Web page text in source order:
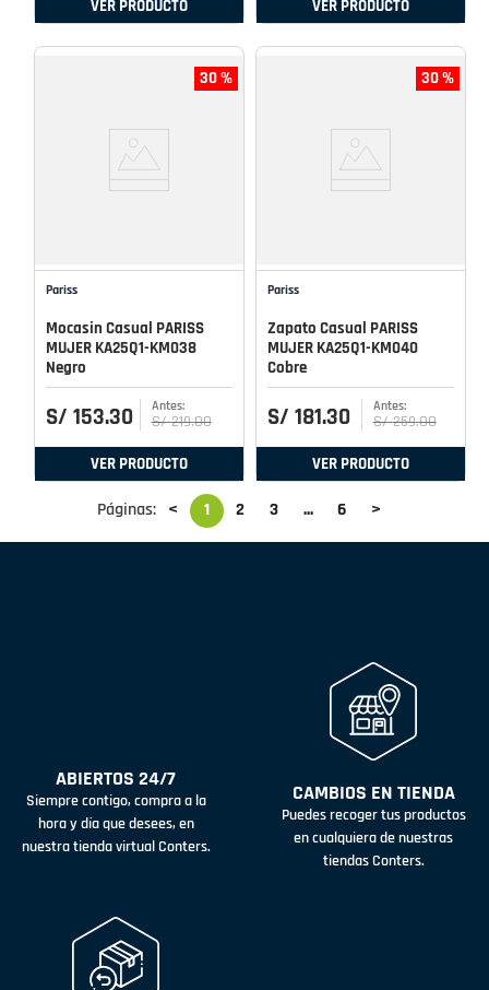
VER PRODUCTO VER PRODUCTO
30 %
Pariss
Mocasin Casual PARISS
MUJER KA25Q1-KM038
Negro
S/ 153.30 S/ 219.00
VER PRODUCTO
30 %
Pariss
Zapato Casual PARISS
MUJER KA25Q1-KM040
Cobre
S/ 181.30 S/ 259.00
VER PRODUCTO
Páginas: < 1 2 3 ... 6 >
ABIERTOS 24/7
Siempre contigo, compra a la
hora y día que desees, en
nuestra tienda virtual Conters.
CAMBIOS EN TIENDA
Puedes recoger tus productos
en cualquiera de nuestras
tiendas Conters.